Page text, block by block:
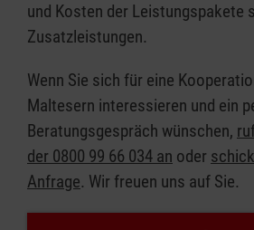
und Kosten der Leistungspakete
Zusatzleistungen.
Wenn Sie sich für eine
Maltesern interessieren und ein
Beratungsgespräch wünschen,
der 0800 99 66 034 an oder
Anfrage. Wir freuen uns auf Sie.